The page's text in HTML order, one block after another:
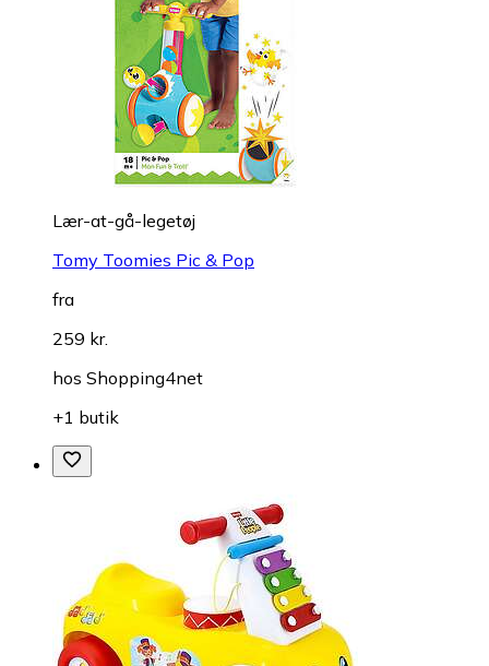
Lær-at-gå-legetøj
Tomy Toomies Pic & Pop
fra
259 kr.
hos Shopping4net
+1 butik